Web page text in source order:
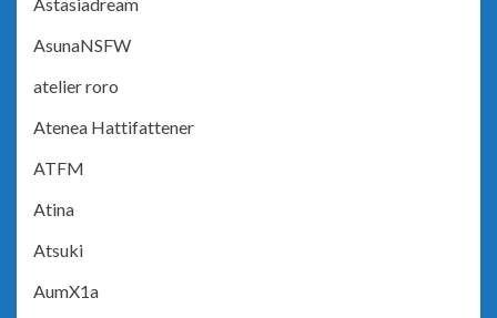
Astasiadream
AsunaNSFW
atelier roro
Atenea Hattifattener
ATFM
Atina
Atsuki
AumX1a